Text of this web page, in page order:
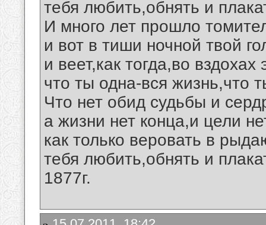
тебя любить,обнять и
И много лет прошло
и вот в тиши ночной твой
и веет,как тогда,во вздохах
что ты одна-вся жизнь,что
Что нет обид судьбы и
а жизни нет конца,и цели
как только веровать в
тебя любить,обнять и
1877г.